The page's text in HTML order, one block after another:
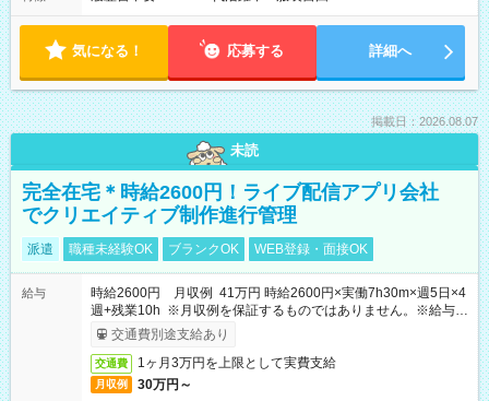
気になる！ 応募する 詳細へ
掲載日：2026.08.07
未読
完全在宅＊時給2600円！ライブ配信アプリ会社
でクリエイティブ制作進行管理
派遣 職種未経験OK ブランクOK WEB登録・面接OK
給与
時給2600円 月収例 41万円 時給2600円×実働7h30m×週5日×4
週+残業10h ※月収例を保証するものではありません。※給与即
受取りサービス利用可（利用条件有）
交通費別途支給あり
交通費 1ヶ月3万円を上限として実費支給
月収例 30万円～